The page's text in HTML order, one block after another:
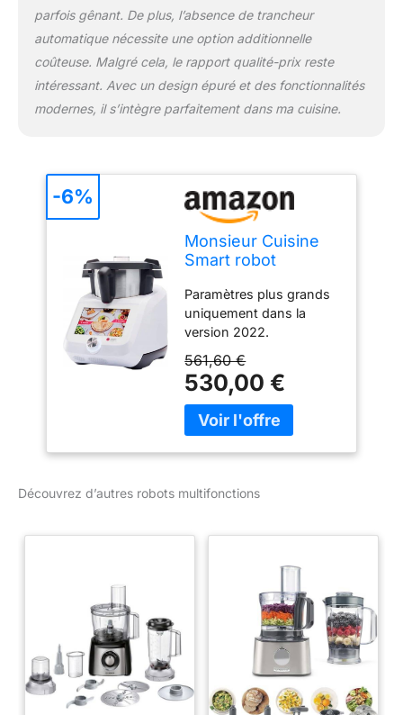
parfois gênant. De plus, l’absence de trancheur
automatique nécessite une option additionnelle
coûteuse. Malgré cela, le rapport qualité-prix reste
intéressant. Avec un design épuré et des fonctionnalités
modernes, il s’intègre parfaitement dans ma cuisine.
Monsieur Cuisine
Smart robot
SilverCrest 1000W
Blanc
Paramètres plus grands
uniquement dans la
version 2022.
avec l'Assistant Google
(avec Wi-Fi activé),
version 2022. Écran 8
plus grand et plus réactif.
courses, fonction de
hebdomadaire,
de filtrage améliorés.
Cooking-Pilot : plus de
600 recettes prêtes à
l'emploi avec instructions
étape par étape (langue
anglaise non d).
561,60 €
530,00 €
-6%
Découvrez d’autres robots multifonctions